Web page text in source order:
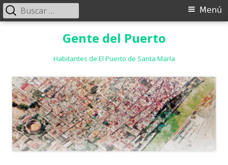
Gente del Puerto
Habitantes de El Puerto de Santa María
Menú
Menú
Buscar: